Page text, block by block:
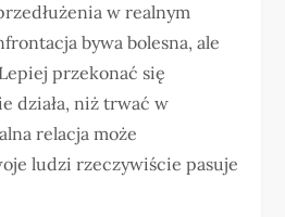
w realnym
bywa bolesna, ale
przekonać się
działa, niż trwać w
relacja może
ludzi rzeczywiście pasuje